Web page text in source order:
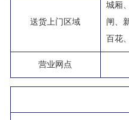
送货上门区域
城厢
闸、
百花
营业网点